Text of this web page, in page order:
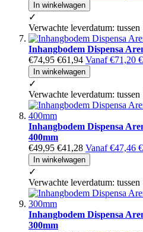
In winkelwagen
✓
Verwachte leverdatum:
Inhangbodem Dispensa
€74,95 €61,94 Vanaf €71,20
In winkelwagen
✓
Verwachte leverdatum:
Inhangbodem Dispensa
400mm
€49,95 €41,28 Vanaf €47,46
In winkelwagen
✓
Verwachte leverdatum:
Inhangbodem Dispensa
300mm